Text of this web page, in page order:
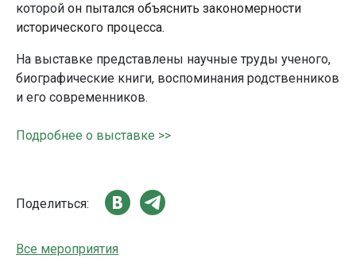
которой он пытался объяснить закономерности
исторического процесса.
На выставке представлены научные труды ученого,
биографические книги, воспоминания родственников
и его современников.
Подробнее о выставке >>
Поделиться:
Все мероприятия